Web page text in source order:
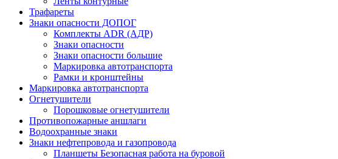
Трафареты
Знаки опасности ДОПОГ
Комплекты ADR (АДР)
Знаки опасности
Знаки опасности большие
Маркировка автотранспорта
Рамки и кронштейны
Маркировка автотранспорта
Огнетушители
Порошковые огнетушители
Противопожарные аншлаги
Водоохранные знаки
Знаки нефтепровода и газопровода
Планшеты Безопасная работа на буровой